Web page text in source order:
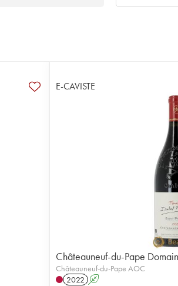
E-CAVISTE
Châteauneuf-du-Pape
Châteauneuf-du-Pape AOC
2022 A